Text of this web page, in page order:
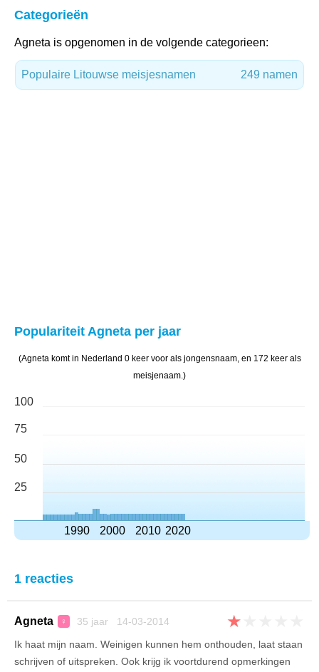
Categorieën
Agneta is opgenomen in de volgende categorieen:
Populaire Litouwse meisjesnamen 249 namen
Populariteit Agneta per jaar
(Agneta komt in Nederland 0 keer voor als jongensnaam, en 172 keer als
meisjenaam.)
100
75
50
25
1990 2000 2010 2020
1 reacties
Agneta ♀ 35 jaar 14-03-2014 ★
Ik haat mijn naam. Weinigen kunnen hem onthouden, laat staan
schrijven of uitspreken. Ook krijg ik voortdurend opmerkingen